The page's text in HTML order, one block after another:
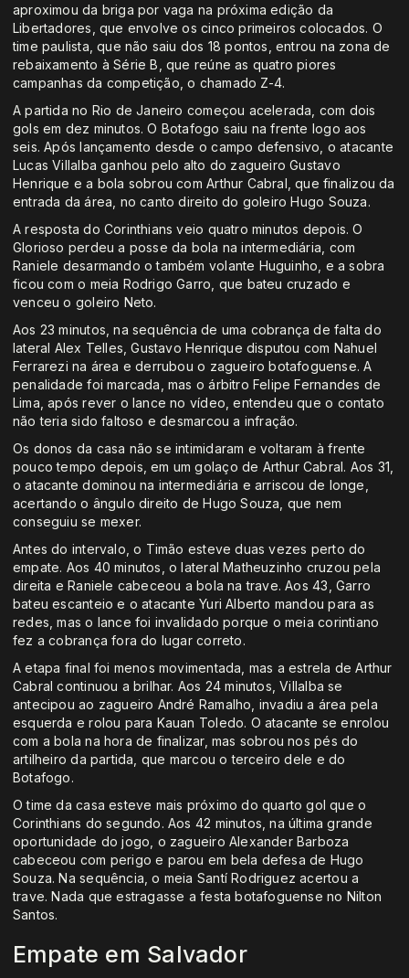
aproximou da briga por vaga na próxima edição da
Libertadores, que envolve os cinco primeiros colocados. O
time paulista, que não saiu dos 18 pontos, entrou na zona de
rebaixamento à Série B, que reúne as quatro piores
campanhas da competição, o chamado Z-4.
A partida no Rio de Janeiro começou acelerada, com dois
gols em dez minutos. O Botafogo saiu na frente logo aos
seis. Após lançamento desde o campo defensivo, o atacante
Lucas Villalba ganhou pelo alto do zagueiro Gustavo
Henrique e a bola sobrou com Arthur Cabral, que finalizou da
entrada da área, no canto direito do goleiro Hugo Souza.
A resposta do Corinthians veio quatro minutos depois. O
Glorioso perdeu a posse da bola na intermediária, com
Raniele desarmando o também volante Huguinho, e a sobra
ficou com o meia Rodrigo Garro, que bateu cruzado e
venceu o goleiro Neto.
Aos 23 minutos, na sequência de uma cobrança de falta do
lateral Alex Telles, Gustavo Henrique disputou com Nahuel
Ferrarezi na área e derrubou o zagueiro botafoguense. A
penalidade foi marcada, mas o árbitro Felipe Fernandes de
Lima, após rever o lance no vídeo, entendeu que o contato
não teria sido faltoso e desmarcou a infração.
Os donos da casa não se intimidaram e voltaram à frente
pouco tempo depois, em um golaço de Arthur Cabral. Aos 31,
o atacante dominou na intermediária e arriscou de longe,
acertando o ângulo direito de Hugo Souza, que nem
conseguiu se mexer.
Antes do intervalo, o Timão esteve duas vezes perto do
empate. Aos 40 minutos, o lateral Matheuzinho cruzou pela
direita e Raniele cabeceou a bola na trave. Aos 43, Garro
bateu escanteio e o atacante Yuri Alberto mandou para as
redes, mas o lance foi invalidado porque o meia corintiano
fez a cobrança fora do lugar correto.
A etapa final foi menos movimentada, mas a estrela de Arthur
Cabral continuou a brilhar. Aos 24 minutos, Villalba se
antecipou ao zagueiro André Ramalho, invadiu a área pela
esquerda e rolou para Kauan Toledo. O atacante se enrolou
com a bola na hora de finalizar, mas sobrou nos pés do
artilheiro da partida, que marcou o terceiro dele e do
Botafogo.
O time da casa esteve mais próximo do quarto gol que o
Corinthians do segundo. Aos 42 minutos, na última grande
oportunidade do jogo, o zagueiro Alexander Barboza
cabeceou com perigo e parou em bela defesa de Hugo
Souza. Na sequência, o meia Santí Rodriguez acertou a
trave. Nada que estragasse a festa botafoguense no Nilton
Santos.
Empate em Salvador